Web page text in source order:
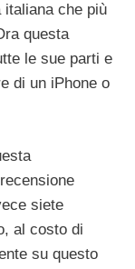
italiana che più
questa
le sue parti e
di un iPhone o
siete
al costo di
su questo